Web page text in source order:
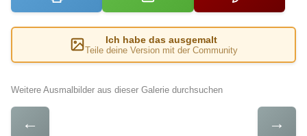
Ich habe das ausgemalt
Teile deine Version mit der Community
Weitere Ausmalbilder aus dieser Galerie durchsuchen
← →